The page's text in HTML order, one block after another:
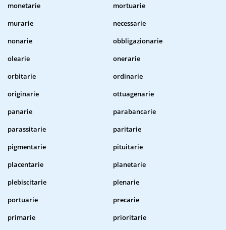
monetarie
mortuarie
murarie
necessarie
nonarie
obbligazionarie
olearie
onerarie
orbitarie
ordinarie
originarie
ottuagenarie
panarie
parabancarie
parassitarie
paritarie
pigmentarie
pituitarie
placentarie
planetarie
plebiscitarie
plenarie
portuarie
precarie
primarie
prioritarie